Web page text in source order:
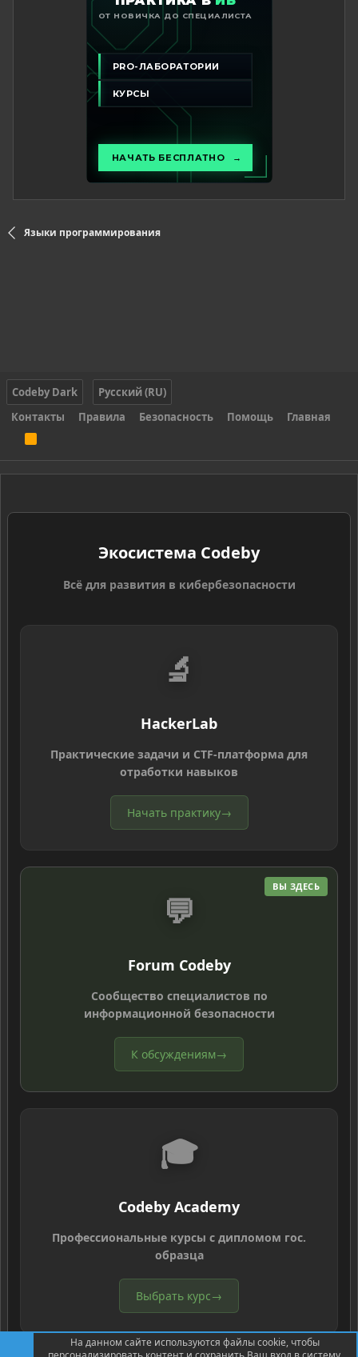
Языки программирования
Codeby Dark
Русский (RU)
Контакты
Правила Безопасность Помощь Главная
S
Экосистема Codeby
Всё для развития в кибербезопасности
🔬
HackerLab
Практические задачи и CTF-платформа для
отработки навыков
Начать практику→
ВЫ ЗДЕСЬ
💬
Forum Codeby
Сообщество специалистов по
информационной безопасности
К обсуждениям→
🎓
Codeby Academy
Профессиональные курсы с дипломом гос.
образца
Выбрать курс→
На данном сайте используются файлы cookie, чтобы